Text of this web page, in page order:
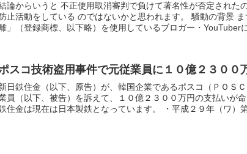
論からいうと 不正使用取消審判で負けて著名性が否定された
止活動をしている のではないかと思われます。 騒動の背景
」（登録商標、以下略）を使用しているブロガー・YouTuber
スコ技術盗用事件で元従業員に１０億２３００
日鉄住金（以下、原告）が、韓国企業であるポスコ（ＰＯＳ
員（以下、被告）を訴えて、１０億２３００万円の支払いが
住金は現在は日本製鉄となっています。 ・平成２９年（ワ）